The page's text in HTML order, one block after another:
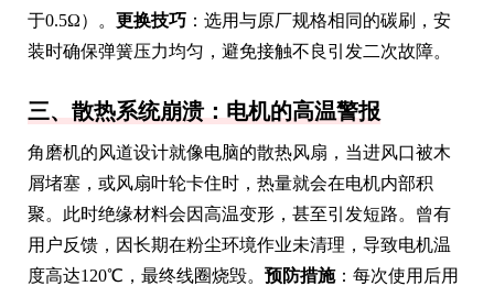
于0.5Ω）。 更换技巧 ：选用与原厂规格相同的碳刷，安
装时确保弹簧压力均匀，避免接触不良引发二次故障。
三、散热系统崩溃：电机的高温警报
角磨机的风道设计就像电脑的散热风扇，当进风口被木
屑堵塞，或风扇叶轮卡住时，热量就会在电机内部积
聚。此时绝缘材料会因高温变形，甚至引发短路。曾有
用户反馈，因长期在粉尘环境作业未清理，导致电机温
度高达120℃，最终线圈烧毁。 预防措施：每次使用后用